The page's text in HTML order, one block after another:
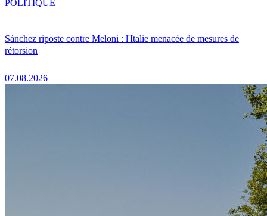
Sánchez riposte contre Meloni : l'Italie menacée de mesures de
rétorsion
07.08.2026
POLITIQUE